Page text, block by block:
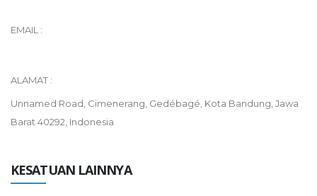
EMAIL :
ALAMAT :
Unnamed Road, Cimenerang, Gedébagé, Kota Bandung, Jawa
Barat 40292, Indonesia
KESATUAN LAINNYA